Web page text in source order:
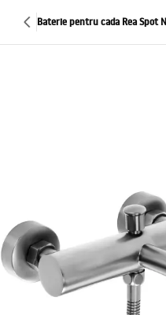
Baterie pentru cada Rea Spot